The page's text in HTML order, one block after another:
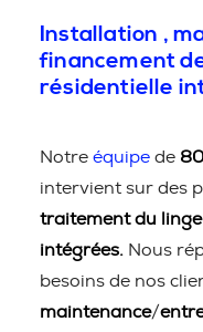
Installation ,
financement
résidentielle
Notre équipe de
intervient sur des
traitement du linge
intégrées. Nous
besoins de nos
maintenance/